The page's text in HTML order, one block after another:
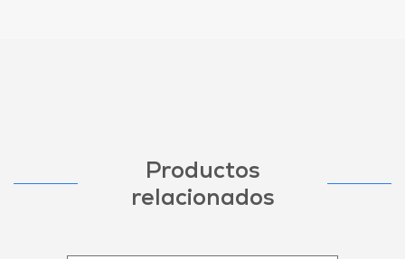
Productos
relacionados